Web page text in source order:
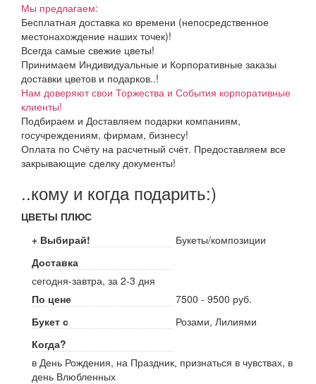
Мы предлагаем:
Бесплатная доставка ко времени (непосредственное
местонахождение наших точек)!
Всегда самые свежие цветы!
Принимаем Индивидуальные и Корпоративные заказы
доставки цветов и подарков..!
Нам доверяют свои Торжества и События корпоративные
клиенты!
Подбираем и Доставляем подарки компаниям,
госучреждениям, фирмам, бизнесу!
Оплата по Счёту на расчетный счёт. Предоставляем все
закрывающие сделку документы!
..кому и когда подарить:)
ЦВЕТЫ ПЛЮС
+ Выбирай!
Букеты/композиции
Доставка
сегодня-завтра, за 2-3 дня
По цене
7500 - 9500 руб.
Букет с
Розами, Лилиями
Когда?
в День Рождения, на Праздник, признаться в чувствах, в
день Влюбленных